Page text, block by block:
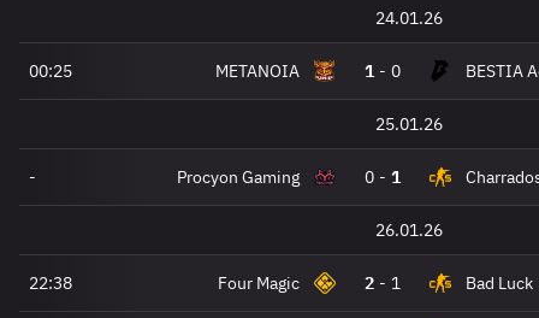
24.01.26
00:25 METANOIA 1 - 0 BESTIA
25.01.26
- Procyon Gaming 0 - 1
26.01.26
22:38 Four Magic 2 - 1 Bad Luck